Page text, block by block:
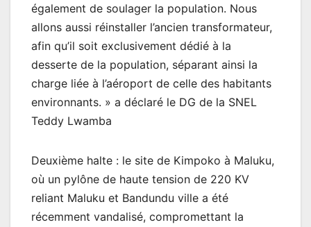
également de soulager la population. Nous
allons aussi réinstaller l’ancien transformateur,
afin qu’il soit exclusivement dédié à la
desserte de la population, séparant ainsi la
charge liée à l’aéroport de celle des habitants
environnants. » a déclaré le DG de la SNEL
Teddy Lwamba
Deuxième halte : le site de Kimpoko à Maluku,
où un pylône de haute tension de 220 KV
reliant Maluku et Bandundu ville a été
récemment vandalisé, compromettant la